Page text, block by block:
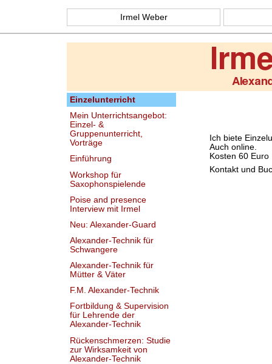
Irmel Weber
Einzelunterricht
Mein Unterrichtsangebot:
Einzel- &
Gruppenunterricht,
Vorträge
Einführung
Workshop für
Saxophonspielende
Poise and presence
Interview mit Irmel
Neu: Alexander-Guard
Alexander-Technik für
Schwangere
Alexander-Technik für
Mütter & Väter
F.M. Alexander-Technik
Fortbildung & Supervision
für Lehrende der
Alexander-Technik
Rückenschmerzen: Studie
zur Wirksamkeit von
Alexander-Technik
Ich biete
Auch online.
Kosten 60 Euro
Kontakt und